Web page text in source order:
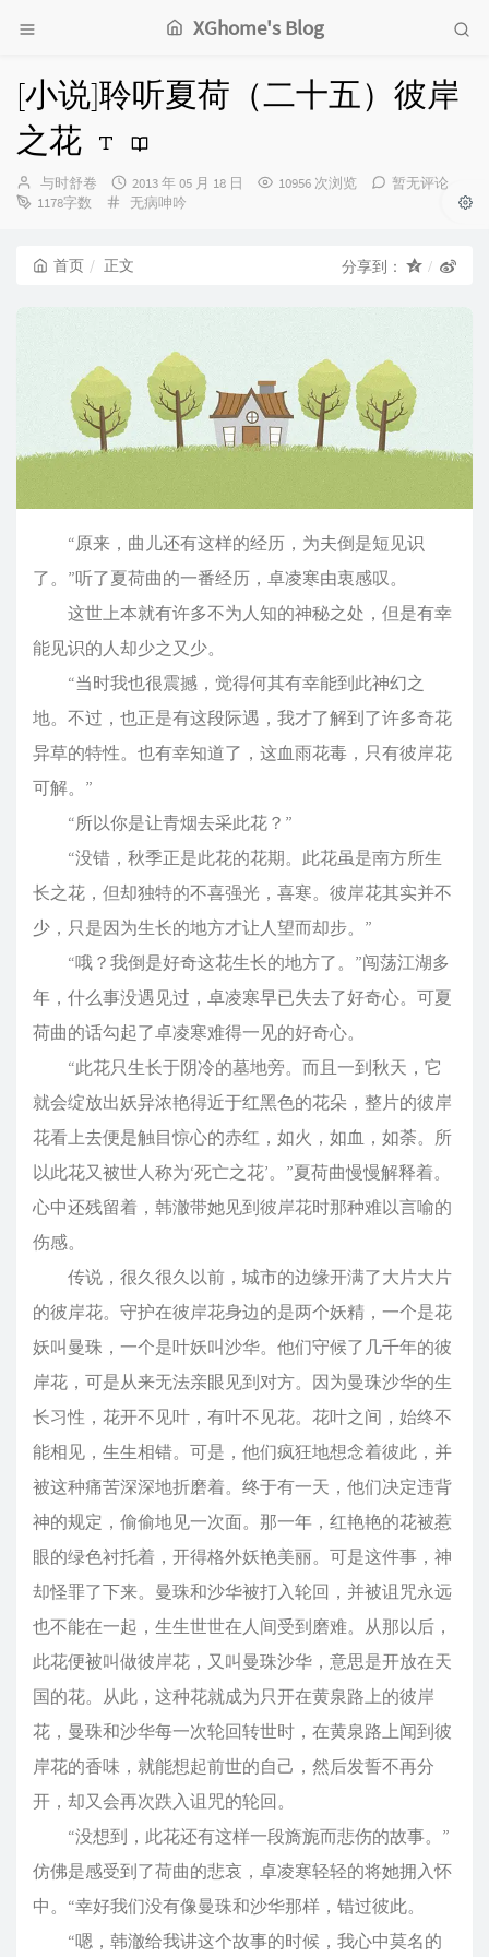
XGhome's Blog
[小说]聆听夏荷（二十五）彼岸
之花
博
主：
与时舒卷
发
布
2013 年 05 月 18 日 10956 次浏览
暂无评论
1178字数
分
无病呻吟
首页 正文 分享到：
“原来，曲儿还有这样的经历，为夫倒是短见识
了。”听了夏荷曲的一番经历，卓凌寒由衷感叹。
这世上本就有许多不为人知的神秘之处，但是有幸
能见识的人却少之又少。
“当时我也很震撼，觉得何其有幸能到此神幻之
地。不过，也正是有这段际遇，我才了解到了许多奇花
异草的特性。也有幸知道了，这血雨花毒，只有彼岸花
可解。”
“所以你是让青烟去采此花？”
“没错，秋季正是此花的花期。此花虽是南方所生
长之花，但却独特的不喜强光，喜寒。彼岸花其实并不
少，只是因为生长的地方才让人望而却步。”
“哦？我倒是好奇这花生长的地方了。”闯荡江湖多
年，什么事没遇见过，卓凌寒早已失去了好奇心。可夏
荷曲的话勾起了卓凌寒难得一见的好奇心。
“此花只生长于阴冷的墓地旁。而且一到秋天，它
就会绽放出妖异浓艳得近于红黑色的花朵，整片的彼岸
花看上去便是触目惊心的赤红，如火，如血，如荼。所
以此花又被世人称为‘死亡之花’。”夏荷曲慢慢解释着。
心中还残留着，韩澈带她见到彼岸花时那种难以言喻的
伤感。
传说，很久很久以前，城市的边缘开满了大片大片
的彼岸花。守护在彼岸花身边的是两个妖精，一个是花
妖叫曼珠，一个是叶妖叫沙华。他们守候了几千年的彼
岸花，可是从来无法亲眼见到对方。因为曼珠沙华的生
长习性，花开不见叶，有叶不见花。花叶之间，始终不
能相见，生生相错。可是，他们疯狂地想念着彼此，并
被这种痛苦深深地折磨着。终于有一天，他们决定违背
神的规定，偷偷地见一次面。那一年，红艳艳的花被惹
眼的绿色衬托着，开得格外妖艳美丽。可是这件事，神
却怪罪了下来。曼珠和沙华被打入轮回，并被诅咒永远
也不能在一起，生生世世在人间受到磨难。从那以后，
此花便被叫做彼岸花，又叫曼珠沙华，意思是开放在天
国的花。从此，这种花就成为只开在黄泉路上的彼岸
花，曼珠和沙华每一次轮回转世时，在黄泉路上闻到彼
岸花的香味，就能想起前世的自己，然后发誓不再分
开，却又会再次跌入诅咒的轮回。
“没想到，此花还有这样一段旖旎而悲伤的故事。”
仿佛是感受到了荷曲的悲哀，卓凌寒轻轻的将她拥入怀
中。“幸好我们没有像曼珠和沙华那样，错过彼此。
“嗯，韩澈给我讲这个故事的时候，我心中莫名的